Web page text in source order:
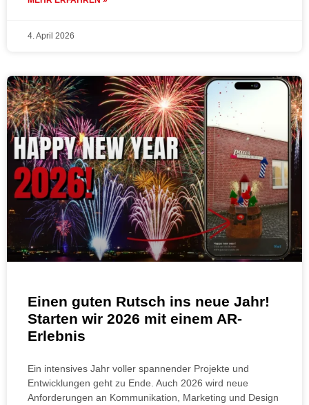
4. April 2026
Einen guten Rutsch ins neue Jahr!
Starten wir 2026 mit einem AR-
Erlebnis
Ein intensives Jahr voller spannender Projekte und
Entwicklungen geht zu Ende. Auch 2026 wird neue
Anforderungen an Kommunikation, Marketing und Design